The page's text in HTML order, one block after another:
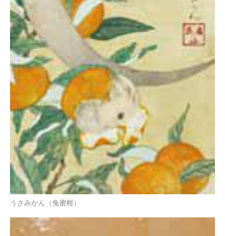
うさみかん（兔蜜柑）